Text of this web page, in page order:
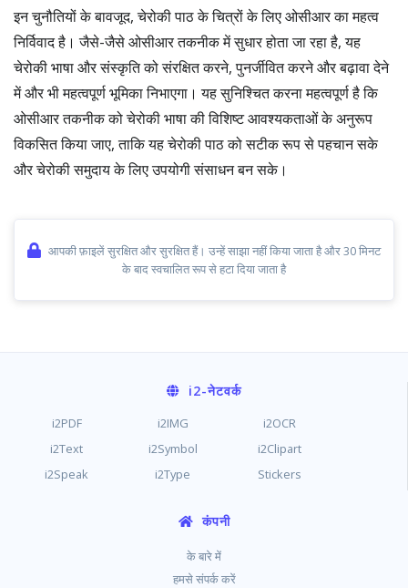
इन चुनौतियों के बावजूद, चेरोकी पाठ के चित्रों के लिए ओसीआर का महत्व
निर्विवाद है। जैसे-जैसे ओसीआर तकनीक में सुधार होता जा रहा है, यह
चेरोकी भाषा और संस्कृति को संरक्षित करने, पुनर्जीवित करने और बढ़ावा देने
में और भी महत्वपूर्ण भूमिका निभाएगा। यह सुनिश्चित करना महत्वपूर्ण है कि
ओसीआर तकनीक को चेरोकी भाषा की विशिष्ट आवश्यकताओं के अनुरूप
विकसित किया जाए, ताकि यह चेरोकी पाठ को सटीक रूप से पहचान सके
और चेरोकी समुदाय के लिए उपयोगी संसाधन बन सके।
आपकी फ़ाइलें सुरक्षित और सुरक्षित हैं। उन्हें साझा नहीं किया जाता है और 30 मिनट
के बाद स्वचालित रूप से हटा दिया जाता है
i2-नेटवर्क
i2PDF i2IMG
i2OCR
i2Text
i2Symbol
i2Clipart
i2Speak
i2Type Stickers
कंपनी
के बारे में
हमसे संपर्क करें